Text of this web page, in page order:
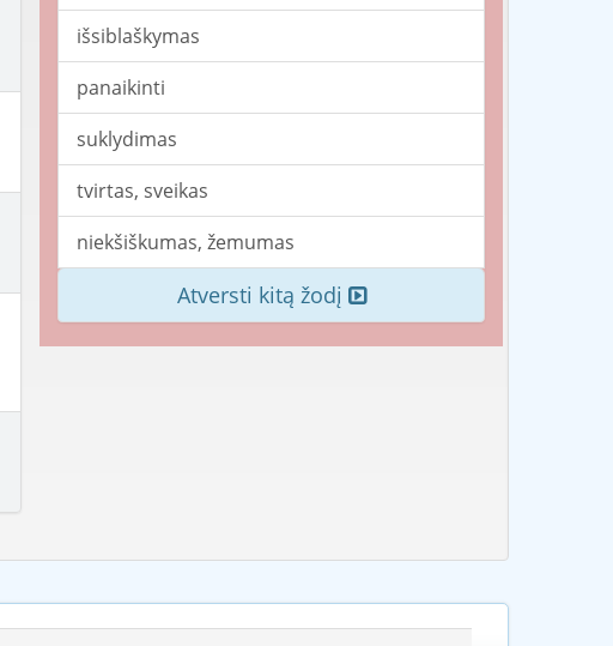
išsiblaškymas
panaikinti
suklydimas
tvirtas, sveikas
niekšiškumas, žemumas
Atversti kitą žodį